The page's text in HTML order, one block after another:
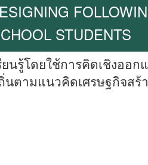
STUDENTS
นรู้โดยใช้การคิดเชิงออก
ตามแนวคิดเศรษฐกิจสร้